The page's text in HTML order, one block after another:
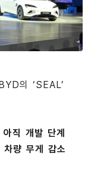
의 ‘SEAL’
직 개발 단계
량 무게 감소